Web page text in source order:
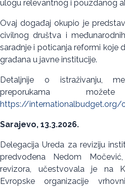
ulogu relevantnog i pouzdanog
Ovaj događaj okupio je
civilnog društva i
saradnje i poticanja reformi koje
građana u javne institucije.
Detaljnije o istraživanju,
preporukama
https://internationalbudget.org/
Sarajevo, 13.3.2026.
Delegacija Ureda za reviziju
predvođena Nedom
revizora, učestvovala je na
Evropske organizacije